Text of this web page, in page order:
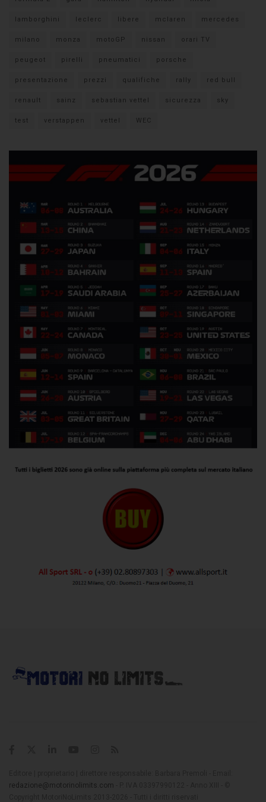
lamborghini leclerc libere mclaren mercedes
milano monza motoGP nissan orari TV
peugeot pirelli pneumatici porsche
presentazione prezzi qualifiche rally red bull
renault sainz sebastian vettel sicurezza sky
test verstappen vettel WEC
redazione@motorinolimits.com